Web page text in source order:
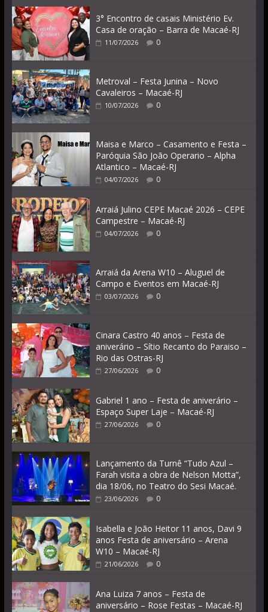
3° Encontro de casais Ministério Ev.
Casa de oração – Barra de Macaé-RJ
11/07/2026 0
Metroval – Festa Junina – Novo
Cavaleiros – Macaé-RJ
10/07/2026 0
Maisa e Marco – Casamento e Festa –
Paróquia São João Operario – Alpha
Atlantico – Macaé-RJ
04/07/2026 0
Arraiá Julino CEPE Macaé 2026 – CEPE
Campestre – Macaé-RJ
04/07/2026 0
Arraiá da Arena W10 – Aluguel de
Campo e Eventos em Macaé-RJ
03/07/2026 0
Cinara Castro 40 anos – Festa de
aniverário – Sítio Recanto do Paraiso –
Rio das Ostras-RJ
27/06/2026 0
Gabriel 1 ano – Festa de aniverário –
Espaço Super Laje – Macaé-RJ
27/06/2026 0
Lançamento da Turnê “Tudo Azul –
Farah visita a obra de Nelson Motta”,
dia 18/06, no Teatro do Sesi Macaé.
23/06/2026 0
Isabella e João Heitor 11 anos, Davi 9
anos Festa de aniversário – Arena
W10 – Macaé-RJ
21/06/2026 0
Ana Luiza 7 anos – Festa de
aniversário – Rose Festas – Macaé-RJ